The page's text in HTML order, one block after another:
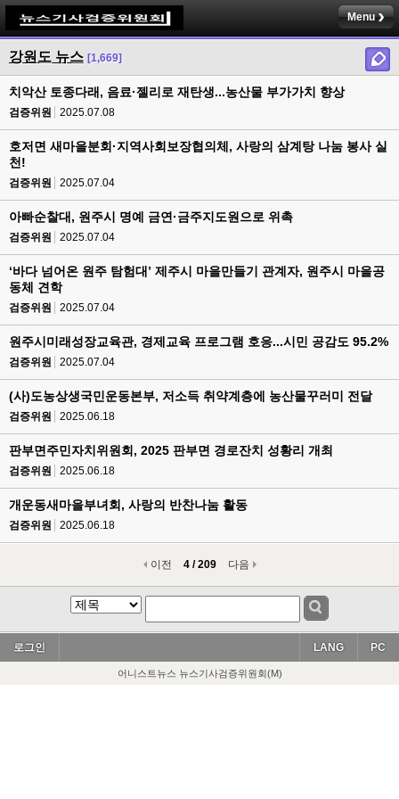
Menu
강원도 뉴스 [1,669]
치악산 토종다래, 음료·젤리로 재탄생...농산물 부가가치 향상
검증위원 2025.07.08
호저면 새마을분회·지역사회보장협의체, 사랑의 삼계탕 나눔 봉사 실
천!
검증위원 2025.07.04
아빠순찰대, 원주시 명예 금연·금주지도원으로 위촉
검증위원 2025.07.04
‘바다 넘어온 원주 탐험대’ 제주시 마을만들기 관계자, 원주시 마을공
동체 견학
검증위원 2025.07.04
원주시미래성장교육관, 경제교육 프로그램 호응...시민 공감도 95.2%
검증위원 2025.07.04
(사)도농상생국민운동본부, 저소득 취약계층에 농산물꾸러미 전달
검증위원 2025.06.18
판부면주민자치위원회, 2025 판부면 경로잔치 성황리 개최
검증위원 2025.06.18
개운동새마을부녀회, 사랑의 반찬나눔 활동
검증위원 2025.06.18
이전 4 / 209 다음
로그인 PC
LANG
어니스트뉴스 뉴스기사검증위원회(M)